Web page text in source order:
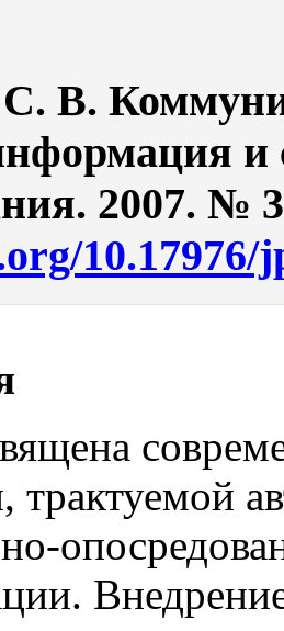
В.
2007. №
10.17976/